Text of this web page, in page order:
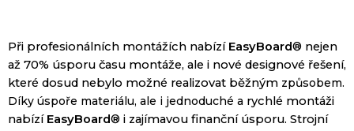
Při profesionálních montážích nabízí EasyBoard® nejen
až 70% úsporu času montáže, ale i nové designové řešení,
které dosud nebylo možné realizovat běžným způsobem.
Díky úspoře materiálu, ale i jednoduché a rychlé montáži
nabízí EasyBoard® i zajímavou finanční úsporu. Strojní